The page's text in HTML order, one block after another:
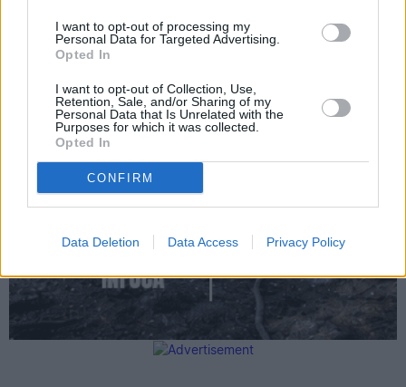
I want to opt-out of processing my
Personal Data for Targeted Advertising.
Opted In
I want to opt-out of Collection, Use,
Retention, Sale, and/or Sharing of my
Personal Data that Is Unrelated with the
Purposes for which it was collected.
Opted In
CONFIRM
Data Deletion Data Access Privacy Policy